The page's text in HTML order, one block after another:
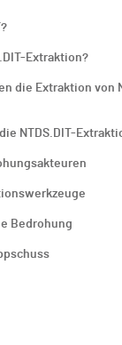
Extraktion?
die Extraktion von
NTDS.DIT-
Bedrohung